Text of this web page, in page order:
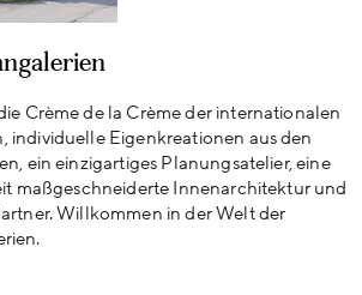
Crème de la Crème der internationalen
individuelle Eigenkreationen aus den
ein einzigartiges Planungsatelier, eine
maßgeschneiderte Innenarchitektur und
Willkommen in der Welt der